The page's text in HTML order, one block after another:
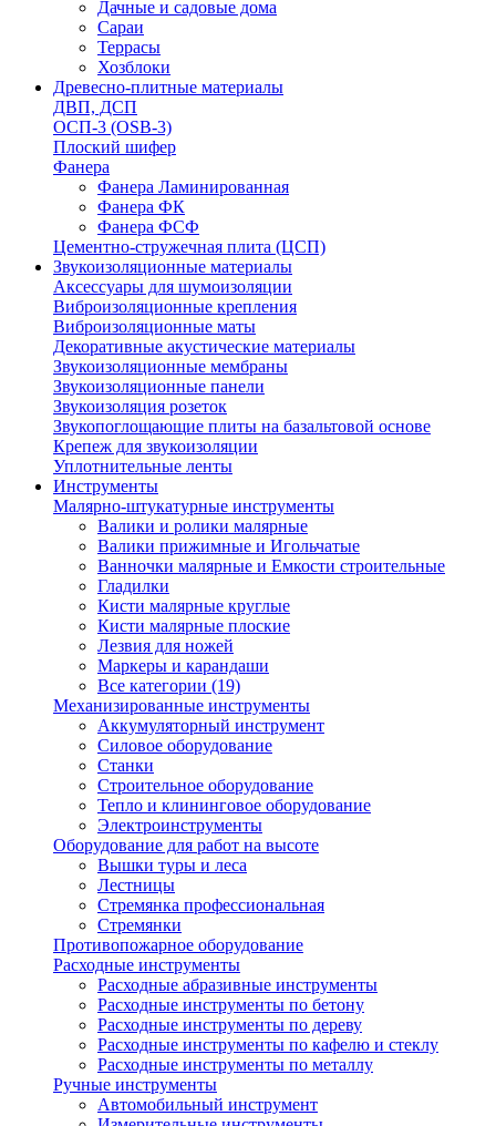
Дачные и садовые дома
Сараи
Террасы
Хозблоки
Древесно-плитные материалы
ДВП, ДСП
ОСП-3 (OSB-3)
Плоский шифер
Фанера
Фанера Ламинированная
Фанера ФК
Фанера ФСФ
Цементно-стружечная плита (ЦСП)
Звукоизоляционные материалы
Аксессуары для шумоизоляции
Виброизоляционные крепления
Виброизоляционные маты
Декоративные акустические материалы
Звукоизоляционные мембраны
Звукоизоляционные панели
Звукоизоляция розеток
Звукопоглощающие плиты на базальтовой основе
Крепеж для звукоизоляции
Уплотнительные ленты
Инструменты
Малярно-штукатурные инструменты
Валики и ролики малярные
Валики прижимные и Игольчатые
Ванночки малярные и Емкости строительные
Гладилки
Кисти малярные круглые
Кисти малярные плоские
Лезвия для ножей
Маркеры и карандаши
Все категории (19)
Механизированные инструменты
Аккумуляторный инструмент
Силовое оборудование
Станки
Строительное оборудование
Тепло и клининговое оборудование
Электроинструменты
Оборудование для работ на высоте
Вышки туры и леса
Лестницы
Стремянка профессиональная
Стремянки
Противопожарное оборудование
Расходные инструменты
Расходные абразивные инструменты
Расходные инструменты по бетону
Расходные инструменты по дереву
Расходные инструменты по кафелю и стеклу
Расходные инструменты по металлу
Ручные инструменты
Автомобильный инструмент